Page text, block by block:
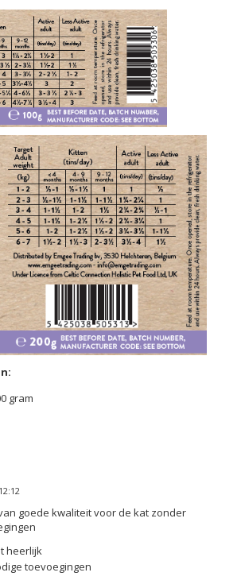
gram
goede kwaliteit voor de kat zonder
heerlijk
toevoegingen